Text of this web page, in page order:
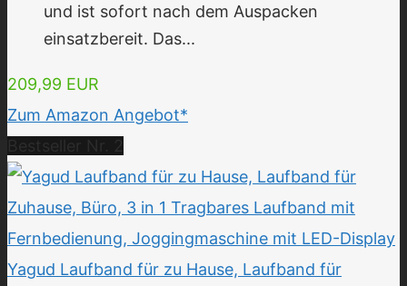
und ist sofort nach dem Auspacken
einsatzbereit. Das...
209,99 EUR
Zum Amazon Angebot*
Yagud Laufband für zu Hause, Laufband für